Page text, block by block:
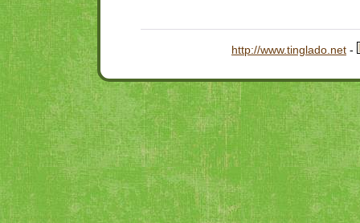
http://www.tinglado.net -